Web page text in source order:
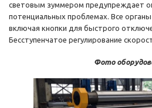
световым зуммером предупреждает
потенциальных проблемах. Все
включая кнопки для быстрого
Бесступенчатое регулирование
Фото